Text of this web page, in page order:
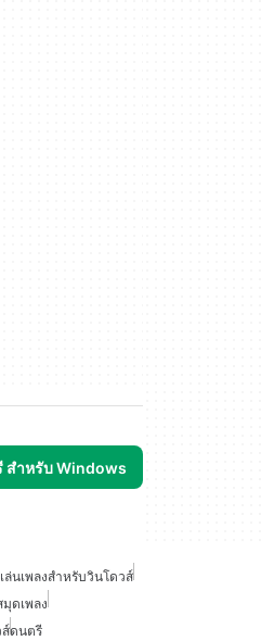
สำหรับ Windows
ล่นเพลงสำหรับวินโดวส์
ดเพลง
ดนตรี